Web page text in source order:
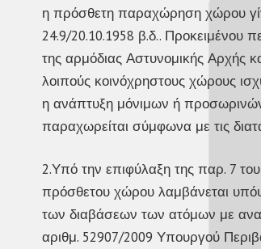
η πρόσθετη παραχώρηση χώρου
24.9/20.10.1958 β.δ..
της αρμόδιας Αστυνομικής Αρχής
λοιπούς κοινόχρηστους χώρους
η ανάπτυξη μόνιμων ή
παραχωρείται σύμφωνα με τις
2.Υπό την επιφύλαξη της παρ. 7
πρόσθετου χώρου λαμβάνεται
των διαβάσεων των ατόμων με
αριθμ. 52907/2009 Υπουργού